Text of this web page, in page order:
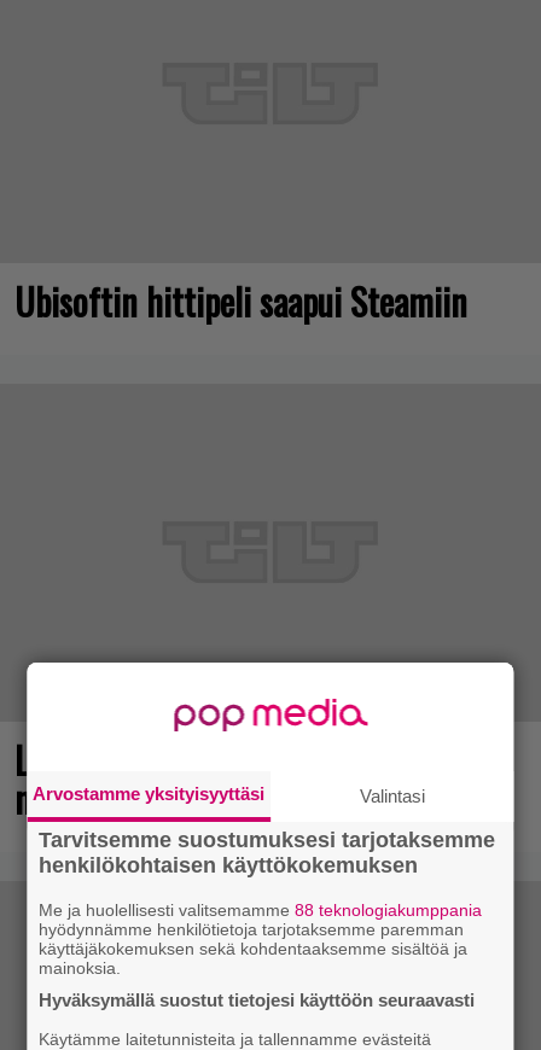
Ubisoftin hittipeli saapui Steamiin
Loistopeli Steamistä maksutta –
mutta pidä kiirettä lataamisen kanssa
Arvostamme yksityisyyttäsi Valintasi
Tarvitsemme suostumuksesi tarjotaksemme
henkilökohtaisen käyttökokemuksen
Me ja huolellisesti valitsemamme88 teknologiakumppania
hyödynnämme henkilötietoja tarjotaksemme paremman
käyttäjäkokemuksen sekä kohdentaaksemme sisältöä ja
mainoksia.
Hyväksymällä suostut tietojesi käyttöön seuraavasti
Käytämme laitetunnisteita ja tallennamme evästeitä